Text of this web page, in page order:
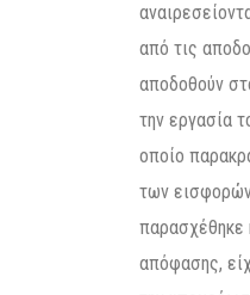
από τις
αποδοθούν
την εργασία
οποίο
των
παρασχέθηκε
απόφασης,